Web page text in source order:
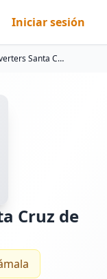
Iniciar sesión
Cash Converters Santa Cruz de Tenerife
Cruz de